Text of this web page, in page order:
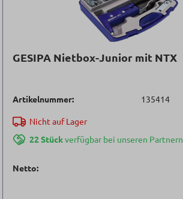
GESIPA Nietbox-Junior mit NTX
Artikelnummer: 135414
Nicht auf Lager
22 Stückverfügbar bei unseren Partnern
Netto: